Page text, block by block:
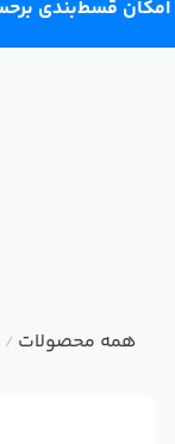
همه محصولات /